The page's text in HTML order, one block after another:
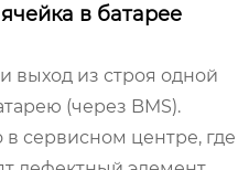
в батарее
выход из строя одной
(через BMS).
сервисном центре, где